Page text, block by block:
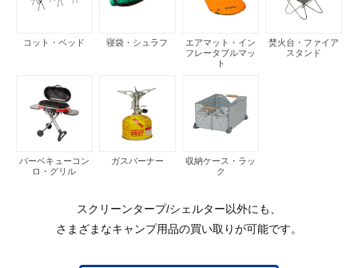
コット・ベッド 寝袋・シュラフ
エアマット・イン
フレータブルマッ
ト
焚火台・ファイア
スタンド
バーベキューコン
ロ・グリル
ガスバーナー
収納ケース・ラッ
ク
スクリーンタープ/シェルター以外にも、
さまざまなキャンプ用品の買い取りが可能です。